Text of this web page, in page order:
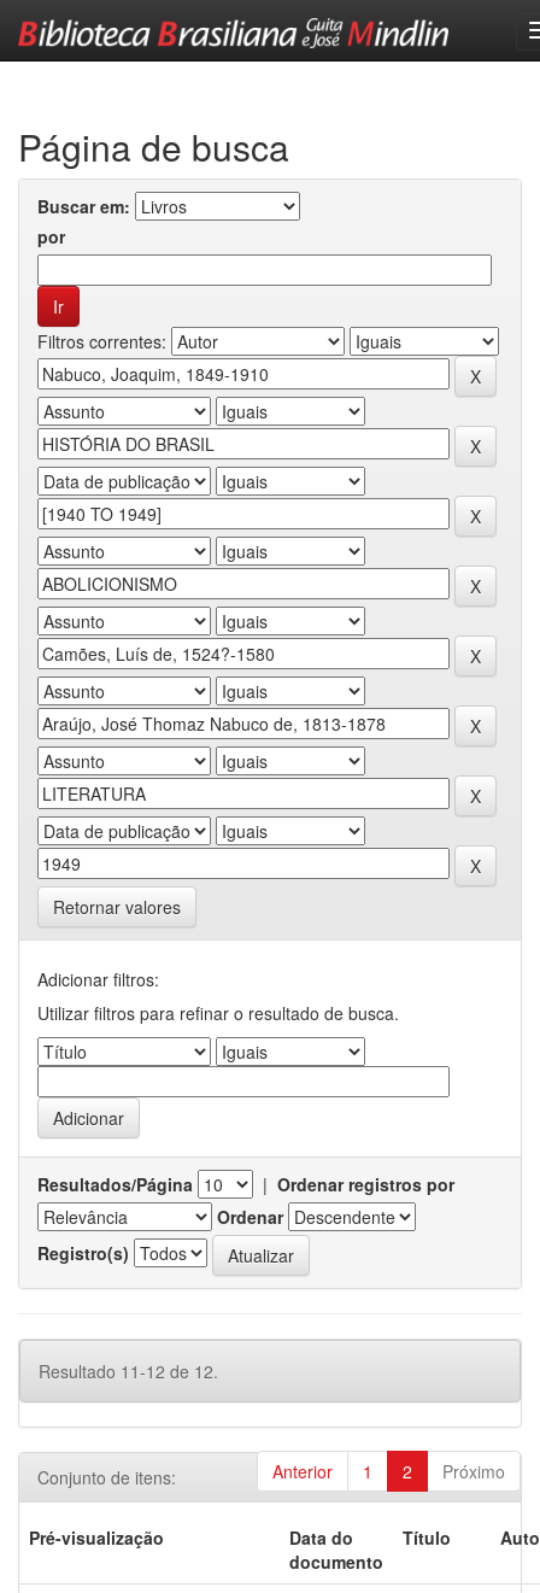
Página de busca
Buscar em:
por
Filtros correntes:
Retornar valores
Adicionar filtros:
Utilizar filtros para refinar o resultado de busca.
Resultados/Página | Ordenar registros por
Ordenar
Registro(s)
Resultado 11-12 de 12.
Anterior 1 2 Próximo
Conjunto de itens:
Pré-visualização
Data do
documento
Título